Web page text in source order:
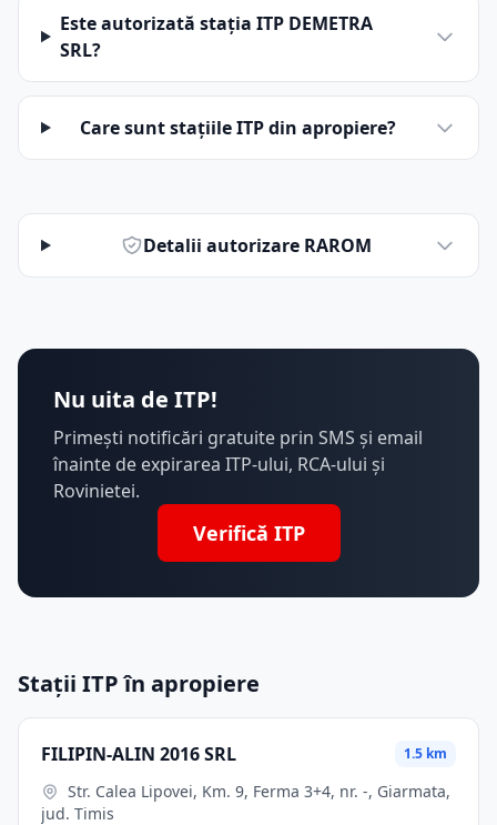
Este autorizată stația ITP DEMETRA
SRL?
Care sunt stațiile ITP din apropiere?
Detalii autorizare RAROM
Nu uita de ITP!
Primești notificări gratuite prin SMS și email
înainte de expirarea ITP-ului, RCA-ului și
Rovinietei.
Verifică ITP
Stații ITP în apropiere
FILIPIN-ALIN 2016 SRL 1.5 km
jud. Timis